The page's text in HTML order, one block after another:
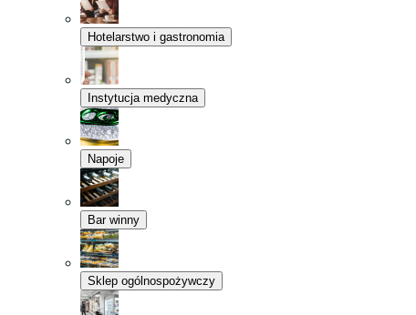
Hotelarstwo i gastronomia
Instytucja medyczna
Napoje
Bar winny
Sklep ogólnospożywczy